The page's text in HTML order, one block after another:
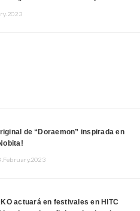
de “Doraemon” inspirada en
actuará en festivales en HITC